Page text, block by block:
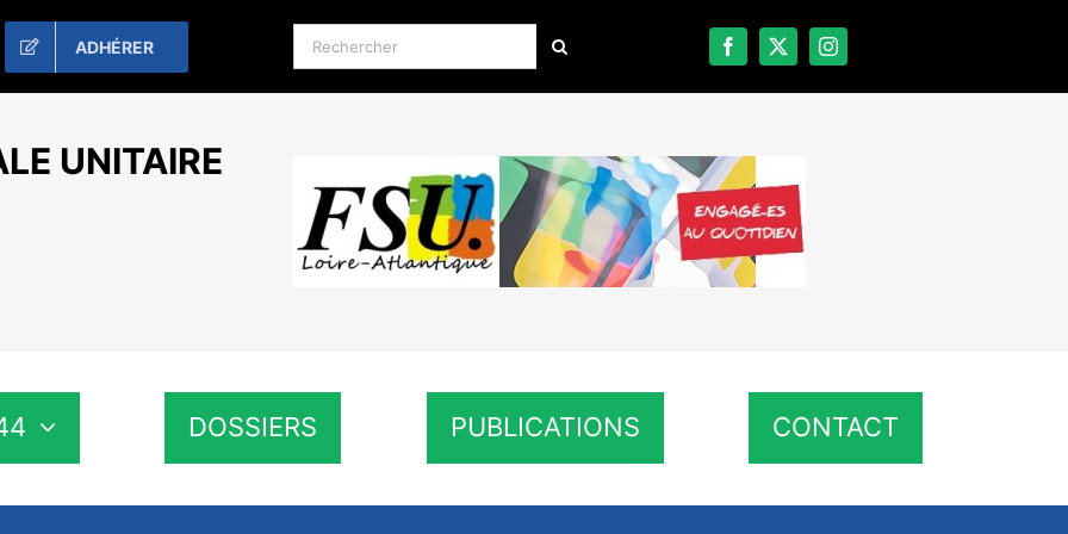
ADHÉRER Rechercher:
UNITAIRE
DOSSIERS PUBLICATIONS CONTACT